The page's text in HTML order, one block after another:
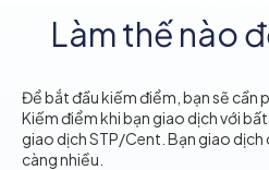
Làm thế nào
Để bắt đầu kiếm điểm, bạn sẽ cần
Kiếm điểm khi bạn giao dịch với
giao dịch STP/Cent. Bạn giao
càng nhiều.